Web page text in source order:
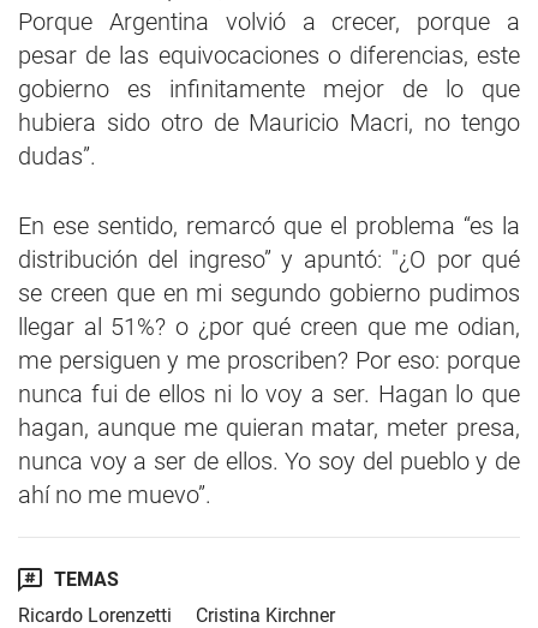
Porque Argentina volvió a crecer, porque a
pesar de las equivocaciones o diferencias, este
gobierno es infinitamente mejor de lo que
hubiera sido otro de Mauricio Macri, no tengo
dudas”.
En ese sentido, remarcó que el problema “es la
distribución del ingreso” y apuntó: "¿O por qué
se creen que en mi segundo gobierno pudimos
llegar al 51%? o ¿por qué creen que me odian,
me persiguen y me proscriben? Por eso: porque
nunca fui de ellos ni lo voy a ser. Hagan lo que
hagan, aunque me quieran matar, meter presa,
nunca voy a ser de ellos. Yo soy del pueblo y de
ahí no me muevo”.
TEMAS
Ricardo Lorenzetti
Cristina Kirchner